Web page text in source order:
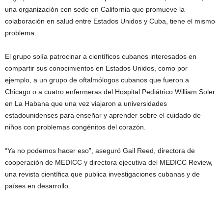
una organización con sede en California que promueve la
colaboración en salud entre Estados Unidos y Cuba, tiene el mismo
problema.
El grupo solía patrocinar a científicos cubanos interesados en
compartir sus conocimientos en Estados Unidos, como por
ejemplo, a un grupo de oftalmólogos cubanos que fueron a
Chicago o a cuatro enfermeras del Hospital Pediátrico William Soler
en La Habana que una vez viajaron a universidades
estadounidenses para enseñar y aprender sobre el cuidado de
niños con problemas congénitos del corazón.
“Ya no podemos hacer eso”, aseguró Gail Reed, directora de
cooperación de MEDICC y directora ejecutiva del MEDICC Review,
una revista científica que publica investigaciones cubanas y de
países en desarrollo.